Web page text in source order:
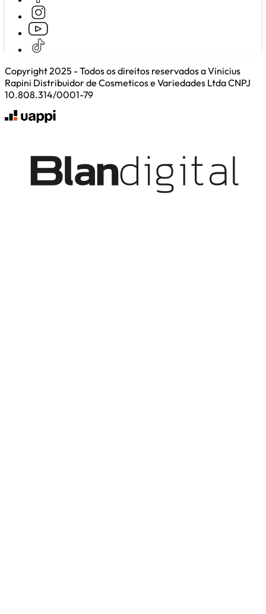
Copyright 2025 - Todos os direitos reservados a Vinicius
Rapini Distribuidor de Cosmeticos e Variedades Ltda CNPJ
10.808.314/0001-79